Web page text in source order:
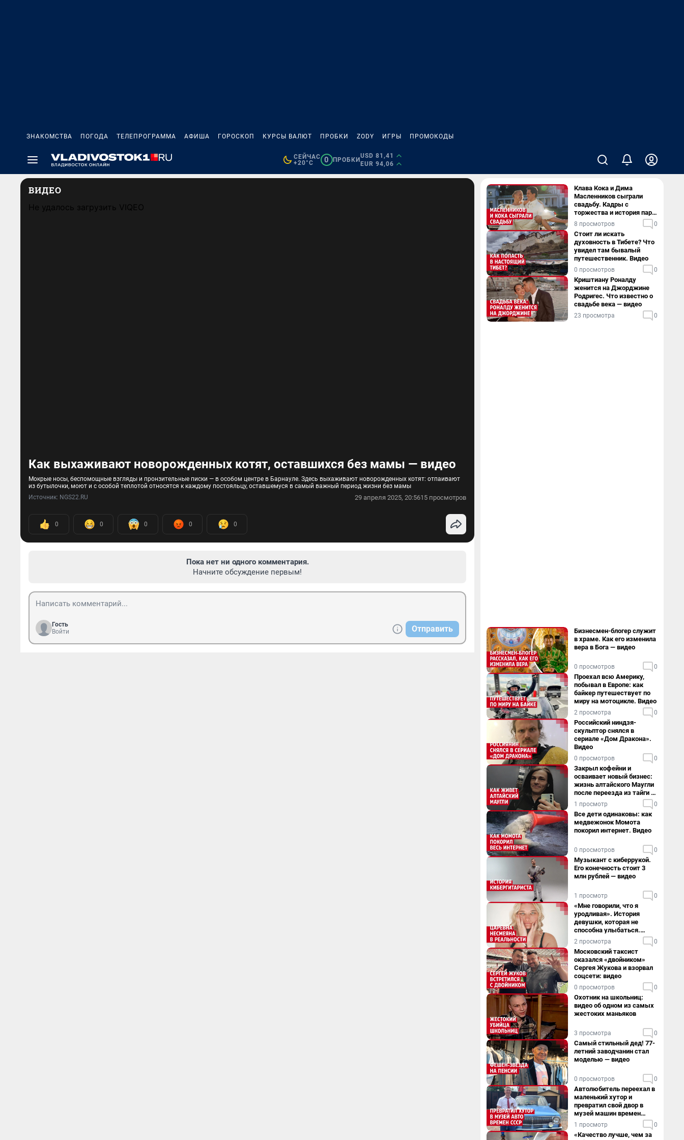
ЗНАКОМСТВА ПОГОДА ТЕЛЕПРОГРАММА АФИША ГОРОСКОП КУРСЫ ВАЛЮТ ПРОБКИ ZODY ИГРЫ ПРОМОКОДЫ
СЕЙЧАС
+20°C
0 ПРОБКИ
USD 81,41
EUR 94,06
ВИДЕО
Не удалось загрузить VIQEO
Как выхаживают новорожденных котят, оставшихся без мамы — видео
Мокрые носы, беспомощные взгляды и пронзительные писки — в особом центре в Барнауле. Здесь выхаживают новорожденных котят: отпаивают
из бутылочки, моют и с особой теплотой относятся к каждому постояльцу, оставшемуся в самый важный период жизни без мамы
Источник: NGS22.RU 29 апреля 2025, 20:5615 просмотров
0 0 0 0 0
Пока нет ни одного комментария.
Начните обсуждение первым!
Гость
Войти
Отправить
Клава Кока и Дима
Масленников сыграли
свадьбу. Кадры с
торжества и история пары
— в видео
8 просмотров 0
Стоит ли искать
духовность в Тибете? Что
увидел там бывалый
путешественник. Видео
0 просмотров 0
Криштиану Роналду
женится на Джорджине
Родригес. Что известно о
свадьбе века — видео
23 просмотра 0
Бизнесмен-блогер служит
в храме. Как его изменила
вера в Бога — видео
0 просмотров 0
Проехал всю Америку,
побывал в Европе: как
байкер путешествует по
миру на мотоцикле. Видео
2 просмотра 0
Российский ниндзя-
скульптор снялся в
сериале «Дом Дракона».
Видео
0 просмотров 0
Закрыл кофейни и
осваивает новый бизнес:
жизнь алтайского Маугли
после переезда из тайги в
столицу
1 просмотр 0
Все дети одинаковы: как
медвежонок Момота
покорил интернет. Видео
0 просмотров 0
Музыкант с киберрукой.
Его конечность стоит 3
млн рублей — видео
1 просмотр 0
«Мне говорили, что я
уродливая». История
девушки, которая не
способна улыбаться.
Видео
2 просмотра 0
Московский таксист
оказался «двойником»
Сергея Жукова и взорвал
соцсети: видео
0 просмотров 0
Охотник на школьниц:
видео об одном из самых
жестоких маньяков
3 просмотра 0
Самый стильный дед! 77-
летний заводчанин стал
моделью — видео
0 просмотров 0
Автолюбитель переехал в
маленький хутор и
превратил свой двор в
музей машин времен
СССР. Видео
1 просмотр 0
«Качество лучше, чем за